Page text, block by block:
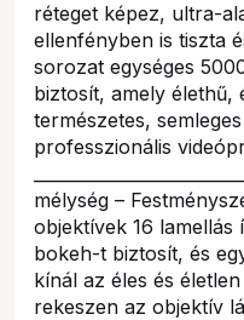
réteget képez, ultra-
ellenfényben is tiszta
sorozat egységes
biztosít, amely élethű,
természetes,
professzionális
mélység –
objektívek 16
bokeh-t biztosít, és
kínál az éles és
rekeszen az objektív